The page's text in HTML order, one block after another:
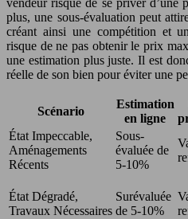
vendeur risque de se priver d’une
plus, une sous-évaluation peut
créant ainsi une compétition et
risque de ne pas obtenir le prix
une estimation plus juste. Il est
réelle de son bien pour éviter une
Scénario
Estimation
en ligne
État Impeccable,
Aménagements
Récents
Sous-
évaluée de
5-10%
État Dégradé,
Travaux Nécessaires
Surévaluée
de 5-10%